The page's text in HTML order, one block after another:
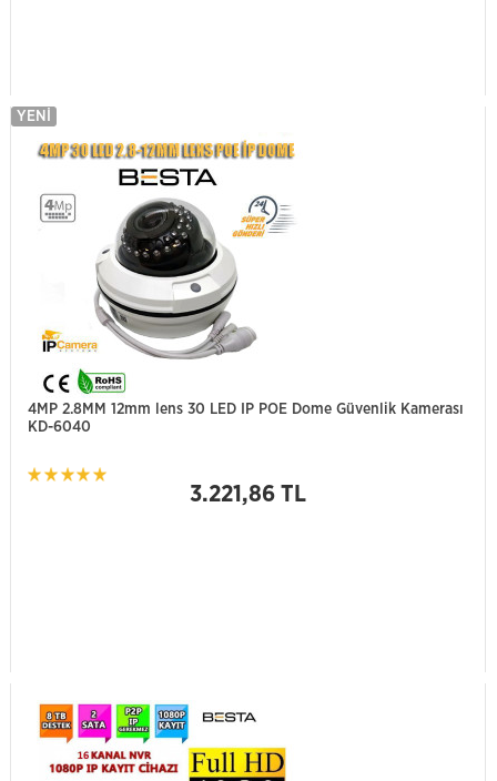
4MP 2.8MM 12mm lens 30 LED IP POE Dome Güvenlik Kamerası
KD-6040
3.221,86 TL
YENI